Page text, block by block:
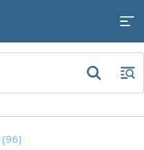
(96)